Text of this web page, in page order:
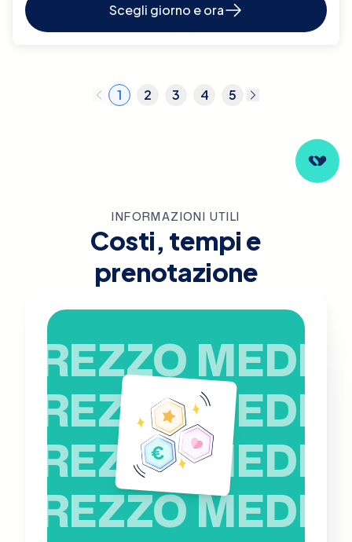
Scegli giorno e ora
1 2 3 4 5
INFORMAZIONI UTILI
Costi, tempi e
prenotazione
PREZZO MEDIO
PREZZO MEDIO
PREZZO MEDIO
PREZZO MEDIO